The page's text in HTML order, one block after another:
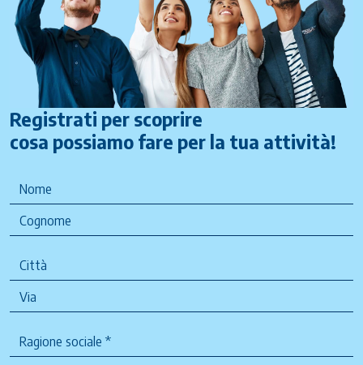
Registrati per scoprire
cosa possiamo fare per la tua attività!